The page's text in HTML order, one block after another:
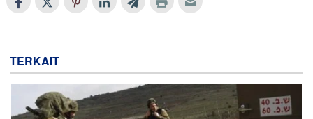
TERKAIT